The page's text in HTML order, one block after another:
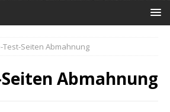
Test-Seiten Abmahnung
Abmahnung